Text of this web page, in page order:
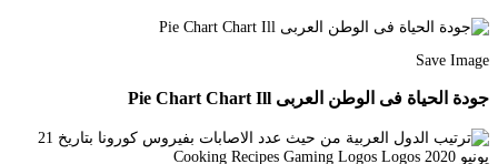
Save Image
جودة الحياة فى الوطن العربى Pie Chart Chart Ill